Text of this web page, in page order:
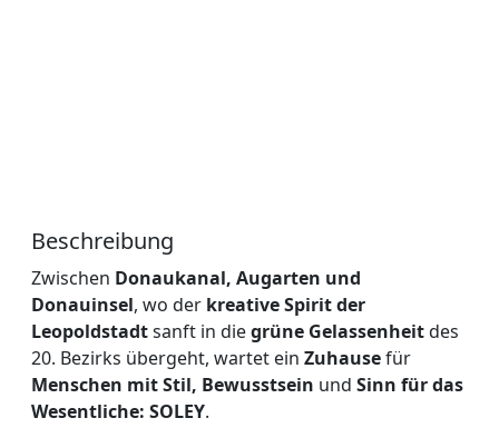
Beschreibung
Zwischen Donaukanal, Augarten und
Donauinsel, wo der kreative Spirit der
Leopoldstadtsanft in diegrüne Gelassenheitdes
20. Bezirks übergeht, wartet ein Zuhausefür
Menschen mit Stil, Bewusstsein und Sinn für das
Wesentliche: SOLEY.